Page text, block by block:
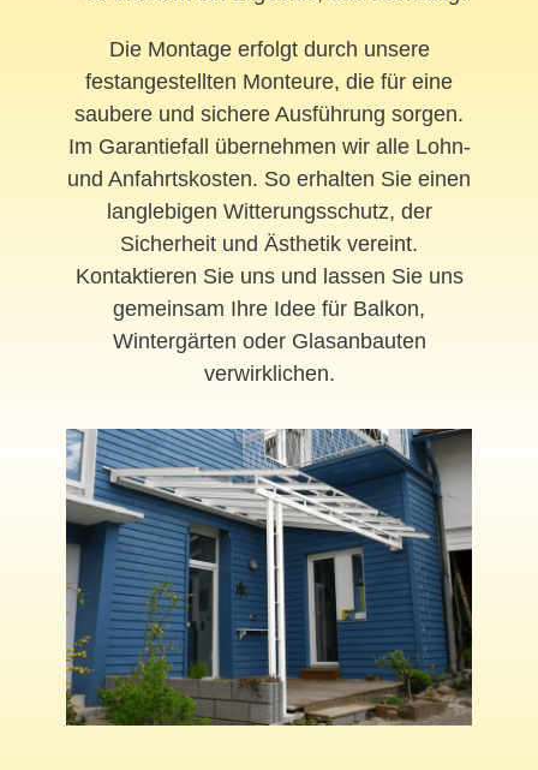
Die Montage erfolgt durch unsere
festangestellten Monteure, die für eine
saubere und sichere Ausführung sorgen.
Im Garantiefall übernehmen wir alle Lohn-
und Anfahrtskosten. So erhalten Sie einen
langlebigen Witterungsschutz, der
Sicherheit und Ästhetik vereint.
Kontaktieren Sie uns und lassen Sie uns
gemeinsam Ihre Idee für Balkon,
Wintergärten oder Glasanbauten
verwirklichen.